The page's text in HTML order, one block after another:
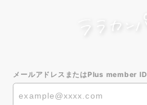
メールアドレスまたはPlus member ID